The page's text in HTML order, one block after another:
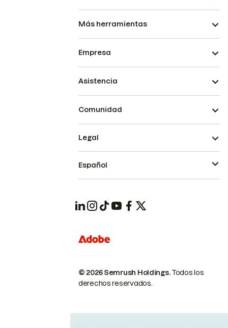
Más herramientas
Empresa
Asistencia
Comunidad
© 2026 Semrush Holdings.Todos los
derechos reservados.
Legal
Español